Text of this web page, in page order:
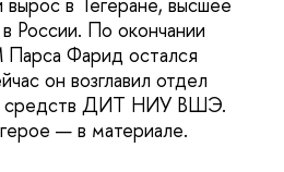
России. По окончании
Фарид остался
он возглавил отдел
средств ДИТ НИУ ВШЭ.
— в материале.